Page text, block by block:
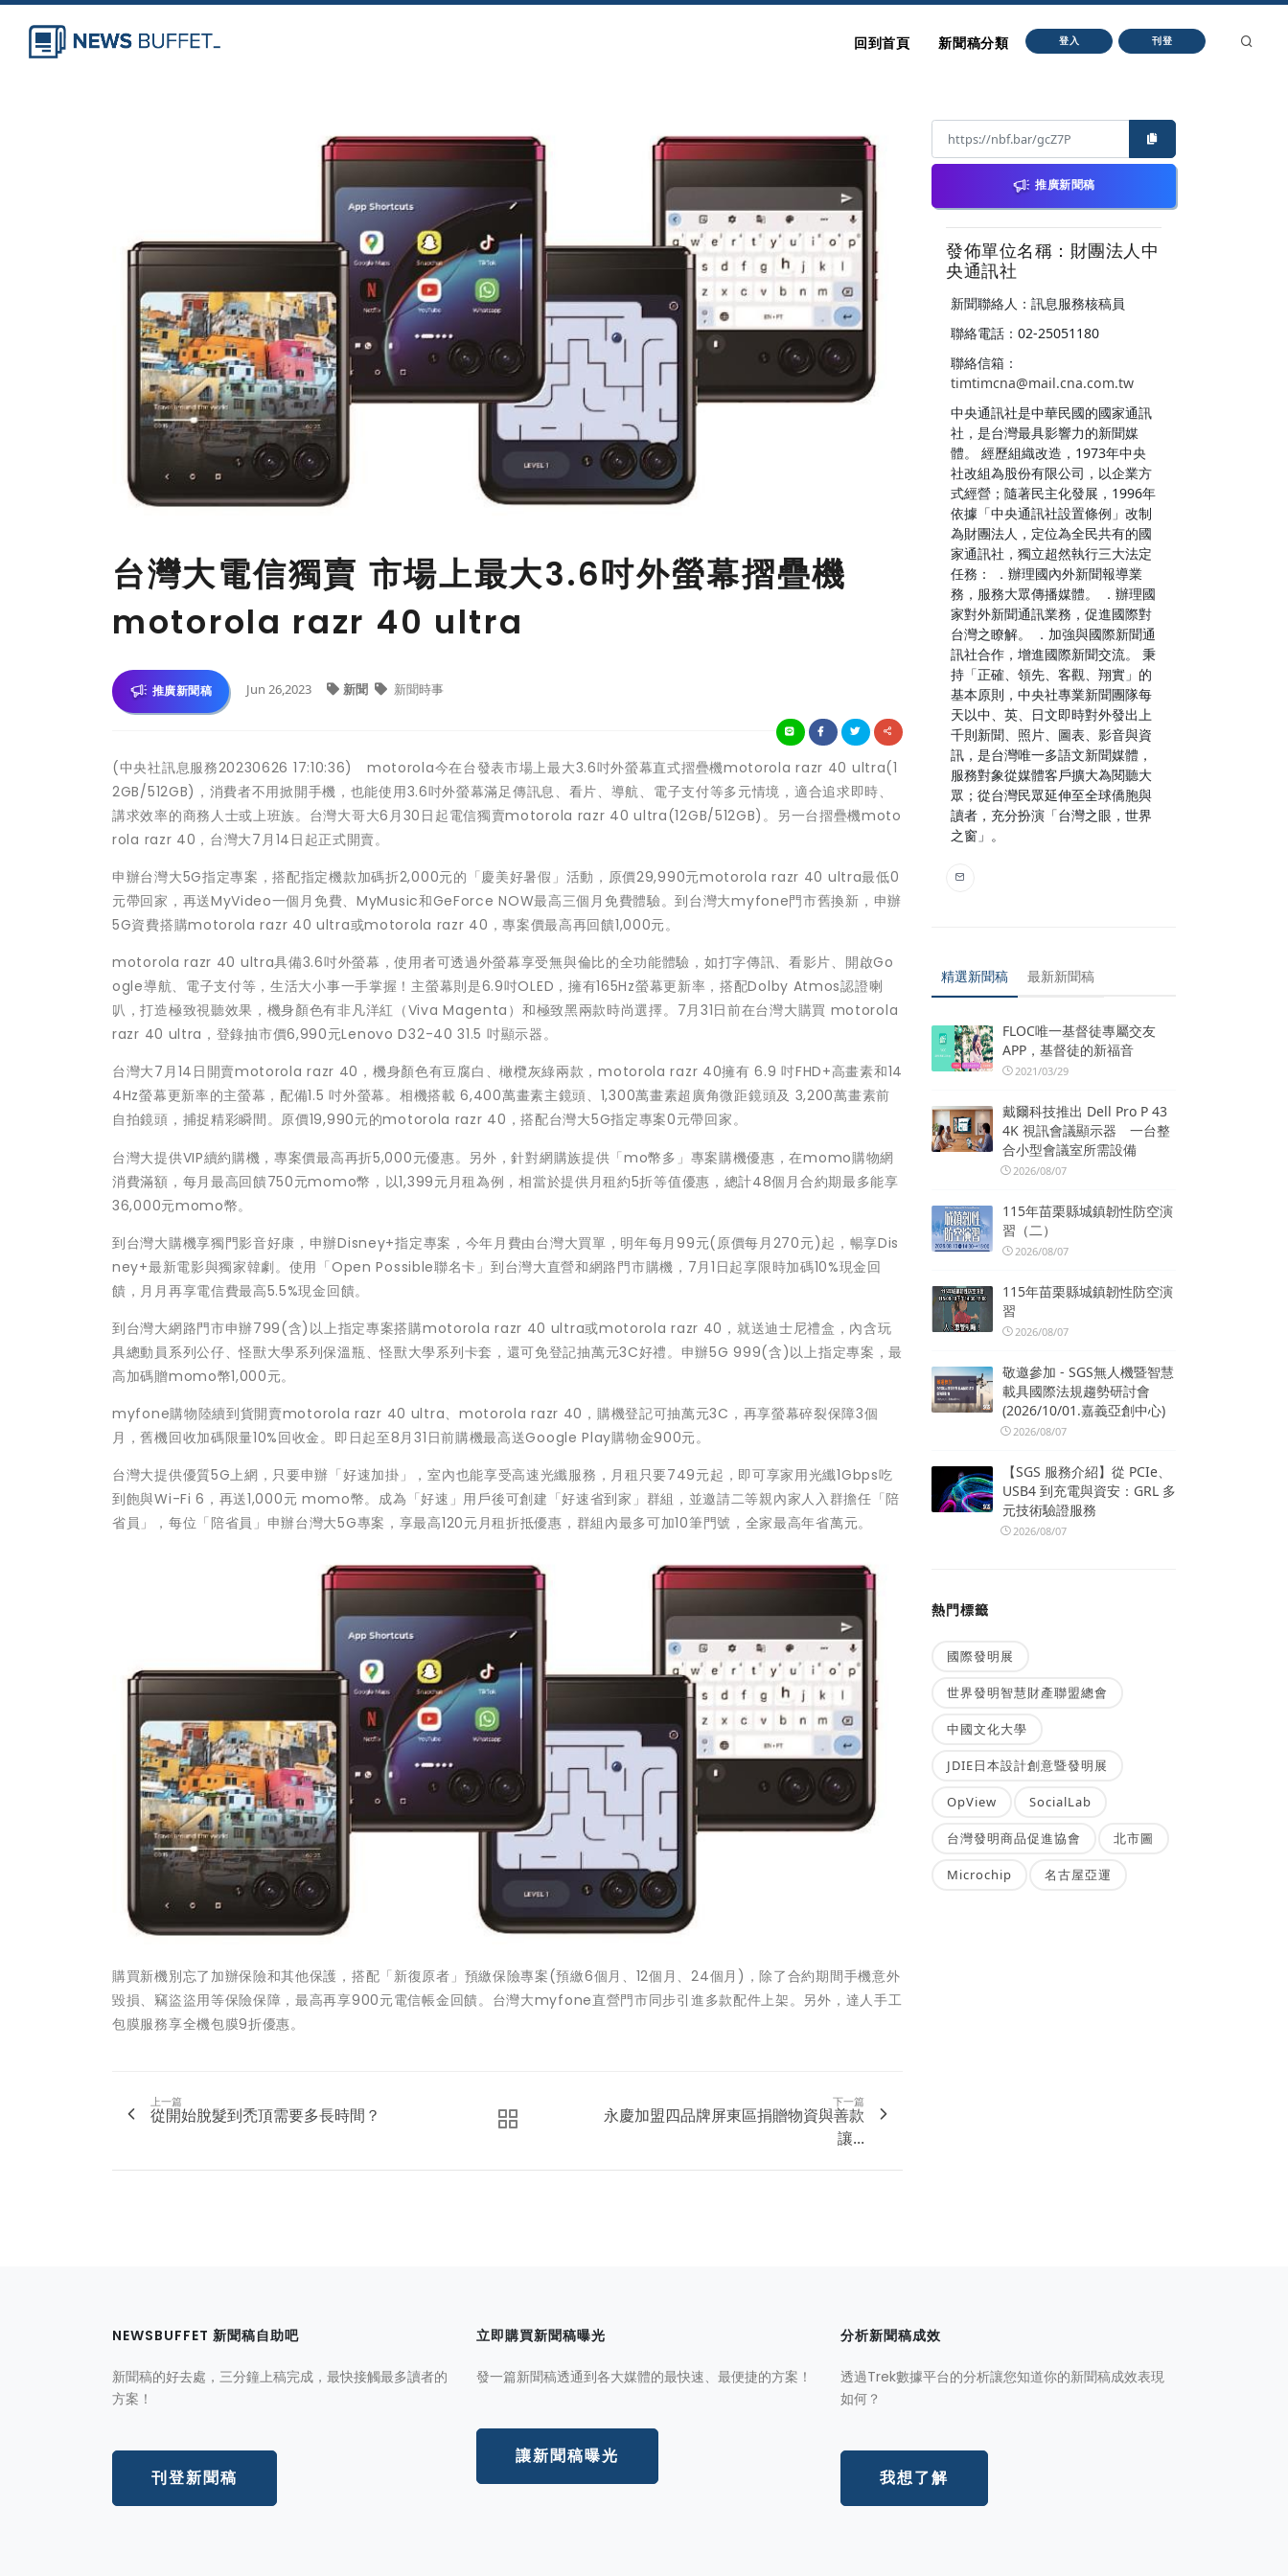
回到首頁 新聞稿分類 登入 刊登
台灣大電信獨賣 市場上最大3.6吋外螢幕摺疊機
motorola razr 40 ultra
推廣新聞稿 Jun 26,2023 新聞 新聞時事
(中央社訊息服務20230626 17:10:36) motorola今在台發表市場上最大3.6吋外螢幕直式摺疊機motorola razr 40 ultra(1
2GB/512GB)，消費者不用掀開手機，也能使用3.6吋外螢幕滿足傳訊息、看片、導航、電子支付等多元情境，適合追求即時、
講求效率的商務人士或上班族。台灣大哥大6月30日起電信獨賣motorola razr 40 ultra(12GB/512GB)。另一台摺疊機moto
rola razr 40，台灣大7月14日起正式開賣。
申辦台灣大5G指定專案，搭配指定機款加碼折2,000元的「慶美好暑假」活動，原價29,990元motorola razr 40 ultra最低0
元帶回家，再送MyVideo一個月免費、MyMusic和GeForce NOW最高三個月免費體驗。到台灣大myfone門市舊換新，申辦
5G資費搭購motorola razr 40 ultra或motorola razr 40，專案價最高再回饋1,000元。
motorola razr 40 ultra具備3.6吋外螢幕，使用者可透過外螢幕享受無與倫比的全功能體驗，如打字傳訊、看影片、開啟Go
ogle導航、電子支付等，生活大小事一手掌握！主螢幕則是6.9吋OLED，擁有165Hz螢幕更新率，搭配Dolby Atmos認證喇
叭，打造極致視聽效果，機身顏色有非凡洋紅（Viva Magenta）和極致黑兩款時尚選擇。7月31日前在台灣大購買 motorola
razr 40 ultra，登錄抽市價6,990元Lenovo D32-40 31.5 吋顯示器。
台灣大7月14日開賣motorola razr 40，機身顏色有豆腐白、橄欖灰綠兩款，motorola razr 40擁有 6.9 吋FHD+高畫素和14
4Hz螢幕更新率的主螢幕，配備1.5 吋外螢幕。相機搭載 6,400萬畫素主鏡頭、1,300萬畫素超廣角微距鏡頭及 3,200萬畫素前
自拍鏡頭，捕捉精彩瞬間。原價19,990元的motorola razr 40，搭配台灣大5G指定專案0元帶回家。
台灣大提供VIP續約購機，專案價最高再折5,000元優惠。另外，針對網購族提供「mo幣多」專案購機優惠，在momo購物網
消費滿額，每月最高回饋750元momo幣，以1,399元月租為例，相當於提供月租約5折等值優惠，總計48個月合約期最多能享
36,000元momo幣。
到台灣大購機享獨門影音好康，申辦Disney+指定專案，今年月費由台灣大買單，明年每月99元(原價每月270元)起，暢享Dis
ney+最新電影與獨家韓劇。使用「Open Possible聯名卡」到台灣大直營和網路門市購機，7月1日起享限時加碼10%現金回
饋，月月再享電信費最高5.5%現金回饋。
到台灣大網路門市申辦799(含)以上指定專案搭購motorola razr 40 ultra或motorola razr 40，就送迪士尼禮盒，內含玩
具總動員系列公仔、怪獸大學系列保溫瓶、怪獸大學系列卡套，還可免登記抽萬元3C好禮。申辦5G 999(含)以上指定專案，最
高加碼贈momo幣1,000元。
myfone購物陸續到貨開賣motorola razr 40 ultra、motorola razr 40，購機登記可抽萬元3C，再享螢幕碎裂保障3個
月，舊機回收加碼限量10%回收金。即日起至8月31日前購機最高送Google Play購物金900元。
台灣大提供優質5G上網，只要申辦「好速加掛」，室內也能享受高速光纖服務，月租只要749元起，即可享家用光纖1Gbps吃
到飽與Wi-Fi 6，再送1,000元 momo幣。成為「好速」用戶後可創建「好速省到家」群組，並邀請二等親內家人入群擔任「陪
省員」，每位「陪省員」申辦台灣大5G專案，享最高120元月租折抵優惠，群組內最多可加10筆門號，全家最高年省萬元。
購買新機別忘了加辦保險和其他保護，搭配「新復原者」預繳保險專案(預繳6個月、12個月、24個月)，除了合約期間手機意外
毀損、竊盜盜用等保險保障，最高再享900元電信帳金回饋。台灣大myfone直營門市同步引進多款配件上架。另外，達人手工
包膜服務享全機包膜9折優惠。
上一篇
從開始脫髮到禿頂需要多長時間？
下一篇
永慶加盟四品牌屏東區捐贈物資與善款
讓...
推廣新聞稿
發佈單位名稱：財團法人中
央通訊社
新聞聯絡人：訊息服務核稿員
聯絡電話：02-25051180
聯絡信箱：
timtimcna@mail.cna.com.tw
中央通訊社是中華民國的國家通訊
社，是台灣最具影響力的新聞媒
體。 經歷組織改造，1973年中央
社改組為股份有限公司，以企業方
式經營；隨著民主化發展，1996年
依據「中央通訊社設置條例」改制
為財團法人，定位為全民共有的國
家通訊社，獨立超然執行三大法定
任務： ．辦理國內外新聞報導業
務，服務大眾傳播媒體。 ．辦理國
家對外新聞通訊業務，促進國際對
台灣之瞭解。 ．加強與國際新聞通
訊社合作，增進國際新聞交流。 秉
持「正確、領先、客觀、翔實」的
基本原則，中央社專業新聞團隊每
天以中、英、日文即時對外發出上
千則新聞、照片、圖表、影音與資
訊，是台灣唯一多語文新聞媒體，
服務對象從媒體客戶擴大為閱聽大
眾；從台灣民眾延伸至全球僑胞與
讀者，充分扮演「台灣之眼，世界
之窗」。
精選新聞稿 最新新聞稿
FLOC唯一基督徒專屬交友
APP，基督徒的新福音
2021/03/29
戴爾科技推出 Dell Pro P 43
4K 視訊會議顯示器 一台整
合小型會議室所需設備
2026/08/07
115年苗栗縣城鎮韌性防空演
習（二）
2026/08/07
115年苗栗縣城鎮韌性防空演
習
2026/08/07
敬邀參加 - SGS無人機暨智慧
載具國際法規趨勢研討會
(2026/10/01.嘉義亞創中心)
2026/08/07
【SGS 服務介紹】從 PCIe、
USB4 到充電與資安：GRL 多
元技術驗證服務
2026/08/07
熱門標籤
國際發明展
世界發明智慧財產聯盟總會
中國文化大學
JDIE日本設計創意暨發明展
OpView SocialLab
台灣發明商品促進協會 北市圖
Microchip 名古屋亞運
NEWSBUFFET 新聞稿自助吧
新聞稿的好去處，三分鐘上稿完成，最快接觸最多讀者的
方案！
刊登新聞稿
立即購買新聞稿曝光
發一篇新聞稿透通到各大媒體的最快速、最便捷的方案！
讓新聞稿曝光
分析新聞稿成效
透過Trek數據平台的分析讓您知道你的新聞稿成效表現
如何？
我想了解